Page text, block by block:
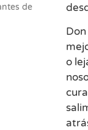
de
o